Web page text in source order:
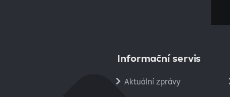
Informační servis
Aktuální zprávy